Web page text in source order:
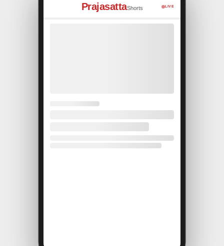
PrajasattaShorts LIVE